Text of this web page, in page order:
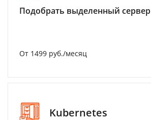
Подобрать выделенный сервер
От 1499 руб./месяц
Kubernetes